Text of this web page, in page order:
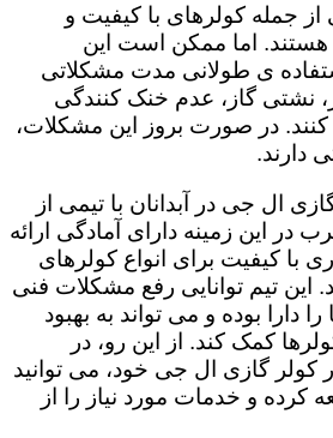
جمله کولرهای با کیفیت و
هستند. اما ممکن است این
ی طولانی مدت مشکلاتی
نشتی گاز، عدم خنک کنندگی
کنند. در صورت بروز این مشکلات،
دارند.
ال جی در آبدانان با تیمی از
این زمینه دارای آمادگی ارائه
با کیفیت برای انواع کولرهای
تیم توانایی رفع مشکلات فنی
دارا بوده و می تواند به بهبود
کمک کند. از این رو، در
گازی ال جی خود، می توانید
کرده و خدمات مورد نیاز را از